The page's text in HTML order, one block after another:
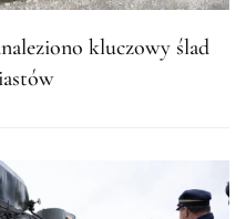
kluczowy ślad